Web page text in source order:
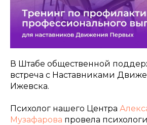
В Штабе общественной
встреча с Наставниками
Ижевска.
Психолог нашего Центра
Музафарова провела